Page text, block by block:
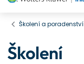
Školení a poradenství
Školení